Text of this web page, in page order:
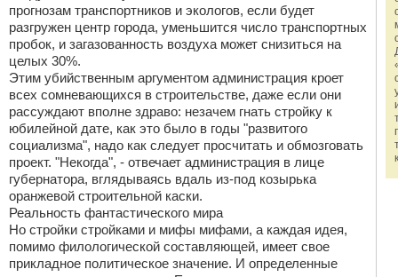
прогнозам транспортников и экологов, если будет
разгружен центр города, уменьшится число транспортных
пробок, и загазованность воздуха может снизиться на
целых 30%.
Этим убийственным аргументом администрация кроет
всех сомневающихся в строительстве, даже если они
рассуждают вполне здраво: незачем гнать стройку к
юбилейной дате, как это было в годы "развитого
социализма", надо как следует просчитать и обмозговать
проект. "Некогда", - отвечает администрация в лице
губернатора, вглядываясь вдаль из-под козырька
оранжевой строительной каски.
Реальность фантастического мира
Но стройки стройками и мифы мифами, а каждая идея,
помимо филологической составляющей, имеет свое
прикладное политическое значение. И определенные